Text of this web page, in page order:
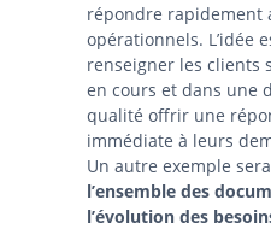
répondre rapidement
opérationnels. L’idée
renseigner les clients
en cours et dans une
qualité offrir une
immédiate à leurs
Un autre exemple
l’ensemble des
l’évolution des